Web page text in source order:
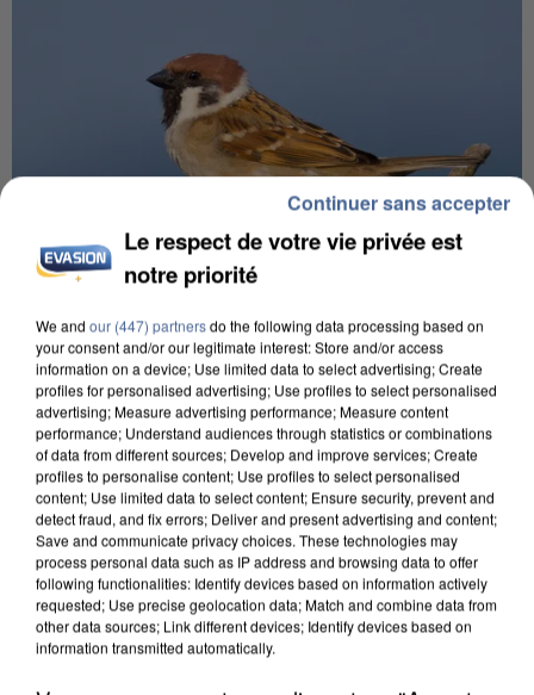
APRÈS TOUTES CES CANICULES, LES REFUGES
DE FAUNE SAUVAGE SONT...
Le respect de votre vie privée est
notre priorité
We and our (447) partnersdo the following data processing based on
your consent and/or our legitimate interest: Store and/or access
information on a device; Use limited data to select advertising; Create
profiles for personalised advertising; Use profiles to select personalised
advertising; Measure advertising performance; Measure content
performance; Understand audiences through statistics or combinations
of data from different sources; Develop and improve services; Create
profiles to personalise content; Use profiles to select personalised
content; Use limited data to select content; Ensure security, prevent and
detect fraud, and fix errors; Deliver and present advertising and content;
Save and communicate privacy choices. These technologies may
process personal data such as IP address and browsing data to offer
following functionalities: Identify devices based on information actively
requested; Use precise geolocation data; Match and combine data from
other data sources; Link different devices; Identify devices based on
information transmitted automatically.
Continuer sans accepter